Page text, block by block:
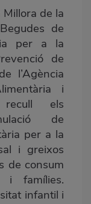
Millora de la
de
per a la
de
l’Agència
i
els
de
per a la
i greixos
de consum
i famílies.
infantil i